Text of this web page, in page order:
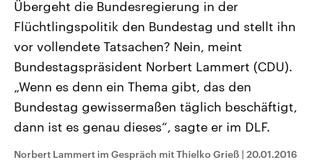
2026
Alle Informationen
Sachsen-Anhalt wählt am 6.
September 2026 einen neuen
Landtag. Seit 2021 wird das
Bundesland von einer Koalition aus
CDU, SPD und FDP regiert.-
Umfragen, Prognosen,
und Hintergründe zu den Parteien
Wahl.
Aktuelle Beiträge,
Hintergründe
Wirtschaftlich und
gehören die Vereinigten
den mächtigsten Ländern
mit großem Einfluss auf
aktuelle Weltgeschehen.
Sendungen Programm Podcasts
Übergeht die Bundesregierung in der
Flüchtlingspolitik den Bundestag und stellt ihn
vor vollendete Tatsachen? Nein, meint
Bundestagspräsident Norbert Lammert (CDU).
„Wenn es denn ein Thema gibt, das den
Bundestag gewissermaßen täglich beschäftigt,
dann ist es genau dieses“, sagte er im DLF.
Norbert Lammert im Gespräch mit Thielko Grieß | 20.01.2016